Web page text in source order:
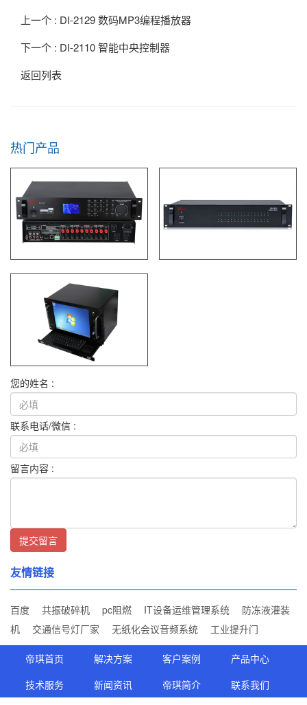
上一个 : DI-2129 数码MP3编程播放器
下一个 : DI-2110 智能中央控制器
返回列表
热门产品
您的姓名 :
联系电话/微信 :
留言内容 :
提交留言
友情链接
百度 共振破碎机 pc阻燃 IT设备运维管理系统
防冻液灌装
机
交通信号灯厂家 无纸化会议音频系统 工业提升门
帝琪首页 解决方案 客户案例
产品中心
技术服务
新闻资讯 帝琪简介 联系我们